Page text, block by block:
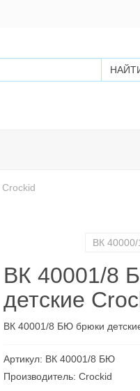
ВК
ВК 40001/8
детские
ВК 40001/8 БЮ брюки
Артикул: ВК 40001/8 БЮ
Производитель: Croсkid